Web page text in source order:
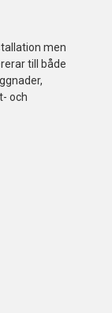
men
till både
och